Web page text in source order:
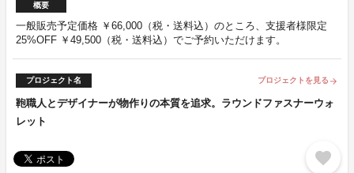
概要
一般販売予定価格 ￥66,000（税・送料込）のところ、支援者様限定
25%OFF ￥49,500（税・送料込）でご予約いただけます。
プロジェクト名 プロジェクトを見る arrow_forward
鞄職人とデザイナーが物作りの本質を追求。ラウンドファスナーウォ
レット
favorite